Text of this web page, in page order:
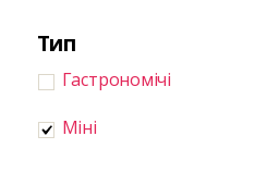
Тип
Гастрономічі
Міні